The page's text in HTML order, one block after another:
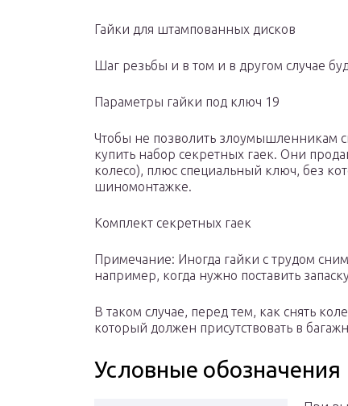
Гайки для штампованных дисков
Шаг резьбы и в том и в другом случае
Параметры гайки под ключ 19
Чтобы не позволить злоумышленникам
купить набор секретных гаек. Они
колесо), плюс специальный ключ, без
шиномонтажке.
Комплект секретных гаек
Примечание: Иногда гайки с трудом
например, когда нужно поставить
В таком случае, перед тем, как снять
который должен присутствовать в
Условные обозначения